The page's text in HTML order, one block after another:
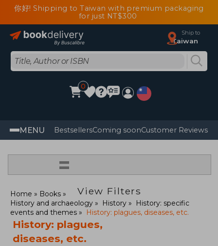
你好! Shipping to Taiwan with premium packaging
for just NT$300
Ship to
Taiwan
0
MENU BestsellersComing soonCustomer Reviews
=
View Filters
Home
Books
History and archaeology
History
History: specific
events and themes
History: plagues, diseases, etc.
History: plagues,
diseases, etc.